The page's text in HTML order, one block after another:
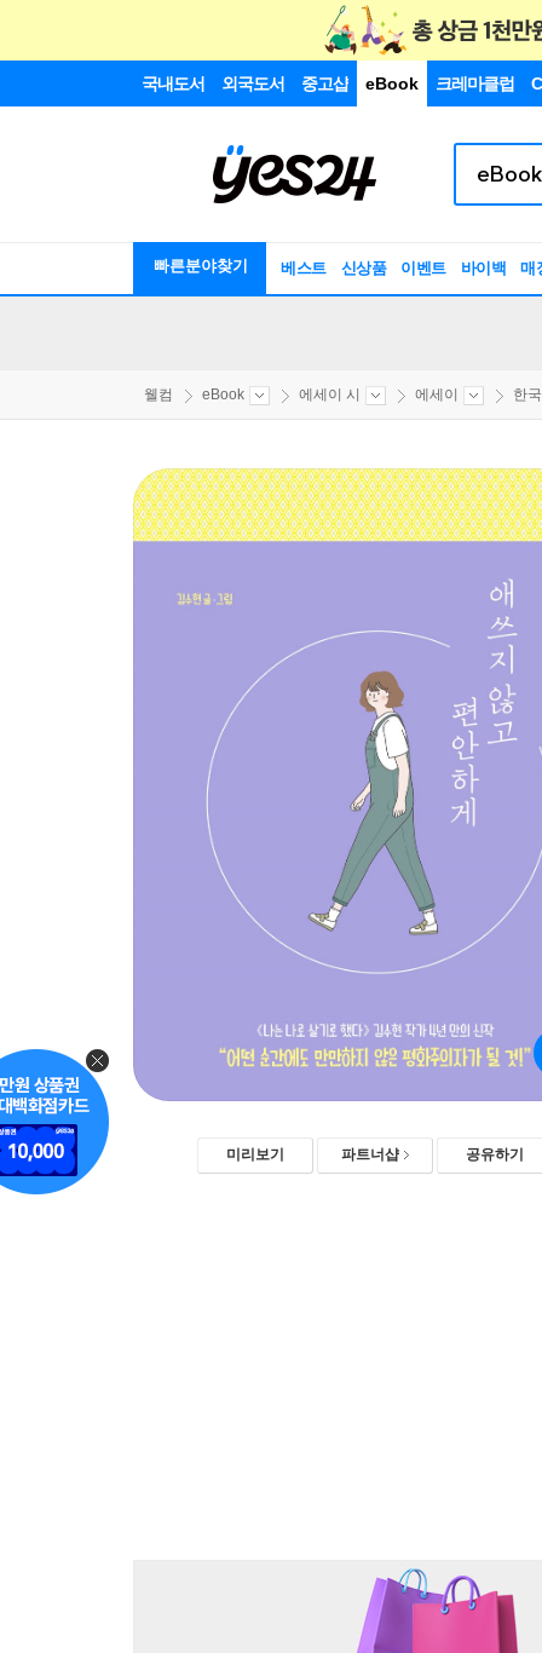
국내도서 외국도서 중고샵 eBook 크레마클럽
빠른분야찾기 베스트 신상품 이벤트 바이백 매
웰컴 eBook 에세이 시 에세이 한
미리보기 파트너샵 공유하기